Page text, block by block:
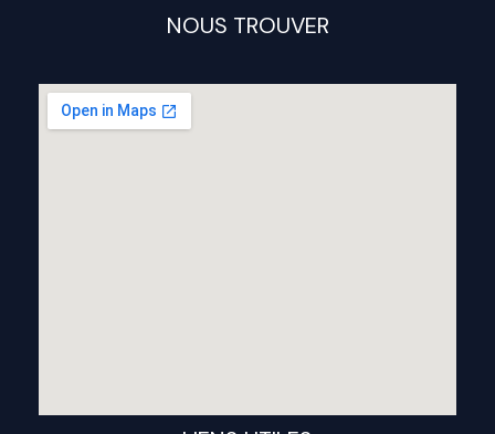
NOUS TROUVER